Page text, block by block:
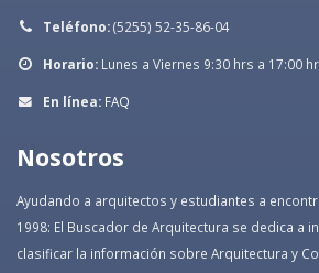
Teléfono:(5255) 52-35-86-04
Horario: Lunes a Viernes 9:30 hrs a 17:00
En línea: FAQ
Nosotros
Ayudando a arquitectos y estudiantes a
1998: El Buscador de Arquitectura se dedica a
clasificar la información sobre Arquitectura y